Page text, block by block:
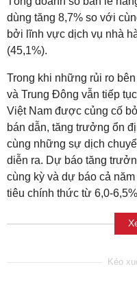
dùng tăng 8,7% so với
bởi lĩnh vực dịch vụ nhà
(45,1%).
Trong khi những rủi ro
và Trung Đông vẫn tiếp
Việt Nam được củng cố
bán dẫn, tăng trưởng ổn
cùng những sự dịch
diễn ra. Dự báo tăng
cùng kỳ và dự báo cả
tiêu chính thức từ 6,0-